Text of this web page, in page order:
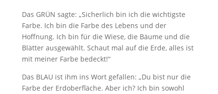
Das GRÜN sagte: „Sicherlich bin ich die wichtigste
Farbe. Ich bin die Farbe des Lebens und der
Hoffnung. Ich bin für die Wiese, die Bäume und die
Blätter ausgewählt. Schaut mal auf die Erde, alles ist
mit meiner Farbe bedeckt!“
Das BLAU ist ihm ins Wort gefallen: „Du bist nur die
Farbe der Erdoberfläche. Aber ich? Ich bin sowohl